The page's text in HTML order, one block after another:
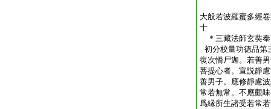
大般若波羅蜜多經
十
＊三藏法師玄
初分校量功徳品第
復次憍尸迦。若善
菩提心者。宣説靜
善男子。應修靜慮
常若無常。不應觀
爲縁所生諸受若常